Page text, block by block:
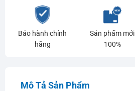
Bảo hành chính
hãng
Sản phẩm mới
100%
Mô Tả Sản Phẩm